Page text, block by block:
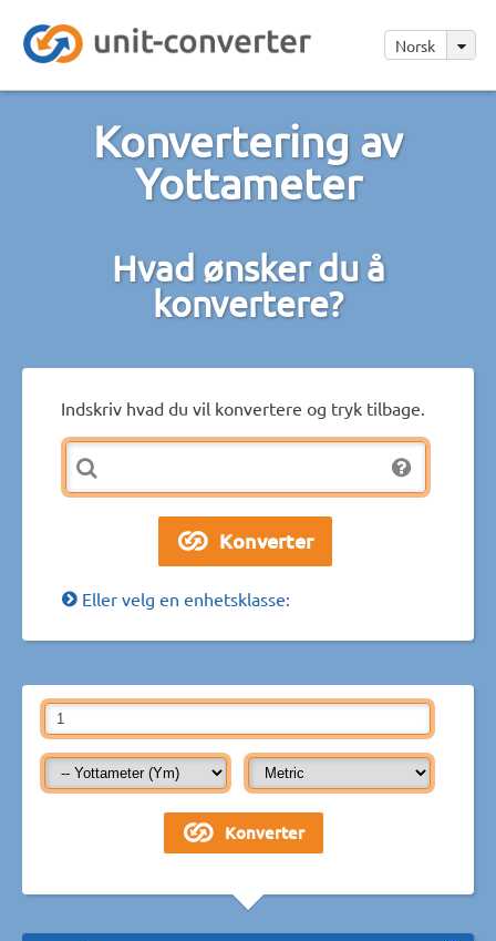
Norsk
Konvertering av
Yottameter
Hvad ønsker du å
konvertere?
Indskriv hvad du vil konvertere og tryk tilbage.
Eller velg en enhetsklasse: